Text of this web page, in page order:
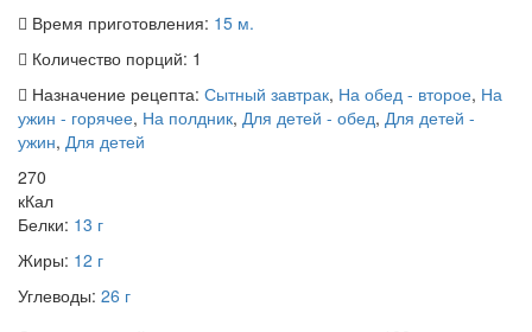
Время приготовления: 15 м.
Количество порций: 1
Назначение рецепта: Сытный завтрак, На обед - второе, На
ужин - горячее, На полдник, Для детей - обед, Для детей -
ужин, Для детей
270
кКал
Белки: 13 г
Жиры: 12 г
Углеводы: 26 г